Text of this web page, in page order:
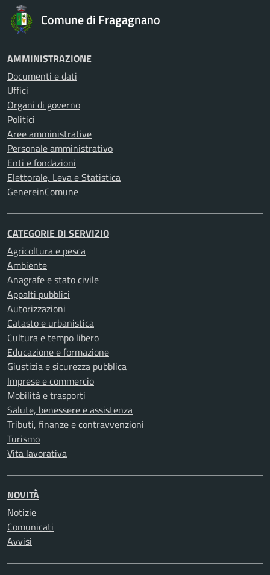
Comune di Fragagnano
AMMINISTRAZIONE
Documenti e dati
Uffici
Organi di governo
Politici
Aree amministrative
Personale amministrativo
Enti e fondazioni
Elettorale, Leva e Statistica
GenereinComune
CATEGORIE DI SERVIZIO
Agricoltura e pesca
Ambiente
Anagrafe e stato civile
Appalti pubblici
Autorizzazioni
Catasto e urbanistica
Cultura e tempo libero
Educazione e formazione
Giustizia e sicurezza pubblica
Imprese e commercio
Mobilità e trasporti
Salute, benessere e assistenza
Tributi, finanze e contravvenzioni
Turismo
Vita lavorativa
NOVITÀ
Notizie
Comunicati
Avvisi